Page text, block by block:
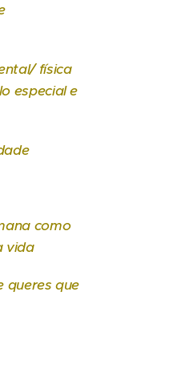
física
especial e
como
vida
queres que